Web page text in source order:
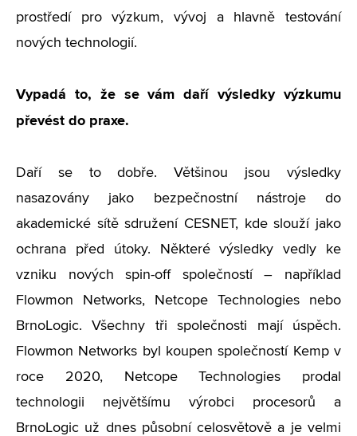
prostředí pro výzkum, vývoj a hlavně testování
nových technologií.
Vypadá to, že se vám daří výsledky výzkumu
převést do praxe.
Daří se to dobře. Většinou jsou výsledky
nasazovány jako bezpečnostní nástroje do
akademické sítě sdružení CESNET, kde slouží jako
ochrana před útoky. Některé výsledky vedly ke
vzniku nových spin-off společností – například
Flowmon Networks, Netcope Technologies nebo
BrnoLogic. Všechny tři společnosti mají úspěch.
Flowmon Networks byl koupen společností Kemp v
roce 2020, Netcope Technologies prodal
technologii největšímu výrobci procesorů a
BrnoLogic už dnes působní celosvětově a je velmi